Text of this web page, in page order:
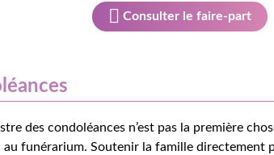
Consulter le faire-part
des condoléances n’est pas la première
au funérarium. Soutenir la famille directement